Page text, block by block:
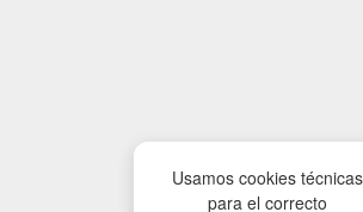
Usamos cookies técnicas
para el correcto